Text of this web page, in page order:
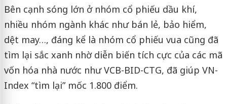
Bên cạnh sóng lớn ở nhóm cổ phiếu dầu khí,
nhiều nhóm ngành khác như bán lẻ, bảo hiểm,
dệt may…, đáng kể là nhóm cổ phiếu vua cũng đã
tìm lại sắc xanh nhờ diễn biến tích cực của các mã
vốn hóa nhà nước như VCB-BID-CTG, đã giúp VN-
Index “tìm lại” mốc 1.800 điểm.